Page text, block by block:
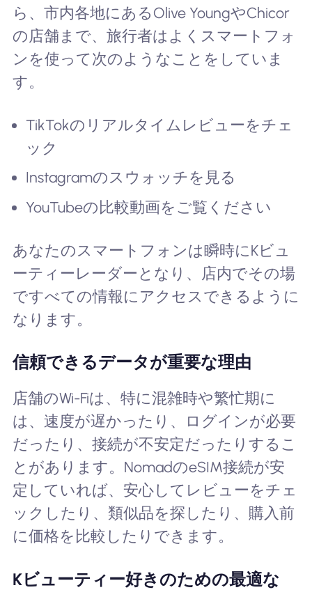
ら、市内各地にあるOlive YoungやChicor
の店舗まで、旅行者はよくスマートフォ
ンを使って次のようなことをしていま
す。
TikTokのリアルタイムレビューをチェ
ック
Instagramのスウォッチを見る
YouTubeの比較動画をご覧ください
あなたのスマートフォンは瞬時にKビュ
ーティーレーダーとなり、店内でその場
ですべての情報にアクセスできるように
なります。
信頼できるデータが重要な理由
店舗のWi-Fiは、特に混雑時や繁忙期に
は、速度が遅かったり、ログインが必要
だったり、接続が不安定だったりするこ
とがあります。NomadのeSIM接続が安
定していれば、安心してレビューをチェ
ックしたり、類似品を探したり、購入前
に価格を比較したりできます。
Kビューティー好きのための最適な